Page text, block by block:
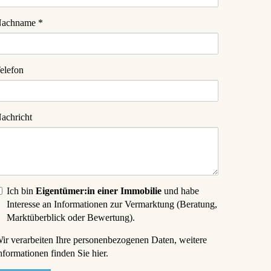
Ich bin Eigentümer:in einer Immobilie und habe
Interesse an Informationen zur Vermarktung (Beratung,
Marktüberblick oder Bewertung).
verarbeiten Ihre personenbezogenen Daten, weitere
finden Sie hier.